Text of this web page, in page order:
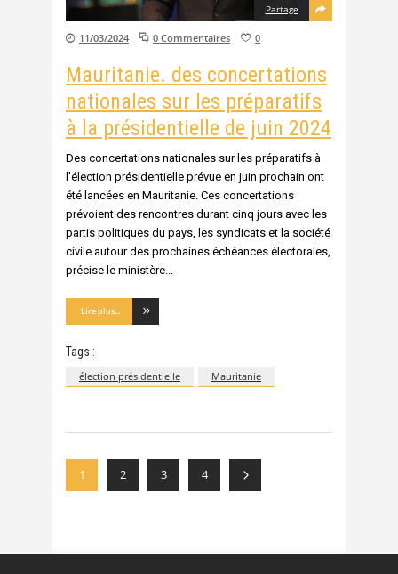
Partage
11/03/2024 0 Commentaires 0
Mauritanie. des concertations
nationales sur les préparatifs
à la présidentielle de juin 2024
Des concertations nationales sur les préparatifs à
l'élection présidentielle prévue en juin prochain ont
été lancées en Mauritanie. Ces concertations
prévoient des rencontres durant cinq jours avec les
partis politiques du pays, les syndicats et la société
civile autour des prochaines échéances électorales,
précise le ministère
Lire plus...
Tags :
élection présidentielle Mauritanie
1 2 3 4